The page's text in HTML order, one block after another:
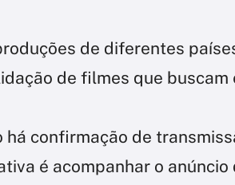
de diferentes
de filmes que
há confirmação de
é acompanhar o